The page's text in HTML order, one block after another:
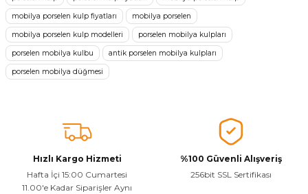
Görüş ve önerileriniz için teşekkür ederiz.
Ürün resmi kalitesiz, bozuk veya görüntülenemiyor.
Ürün açıklamasında eksik bilgiler bulunuyor.
Sitenize Pek Güvenemedim
mobilya porselen kulp fiyatları mobilya porselen
mobilya porselen kulp modelleri porselen mobilya kulpları
porselen mobilya kulbu antik porselen mobilya kulpları
porselen mobilya düğmesi
Hızlı Kargo Hizmeti
Hafta İçi 15:00 Cumartesi
11.00'e Kadar Siparişler Aynı
%100 Güvenli Alışveriş
256bit SSL Sertifikası